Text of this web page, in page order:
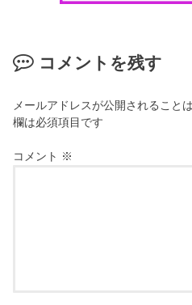
コメントを残す
メールアドレスが公開されること
欄は必須項目です
コメント ※